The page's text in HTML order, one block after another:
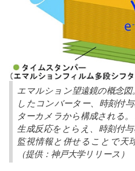
エマルション望遠鏡の概念
したコンバーター、時刻付
ターカメラから構成される
生成反応をとらえ、時刻付
監視情報と併せることで天
（提供：神戸大学リリース）